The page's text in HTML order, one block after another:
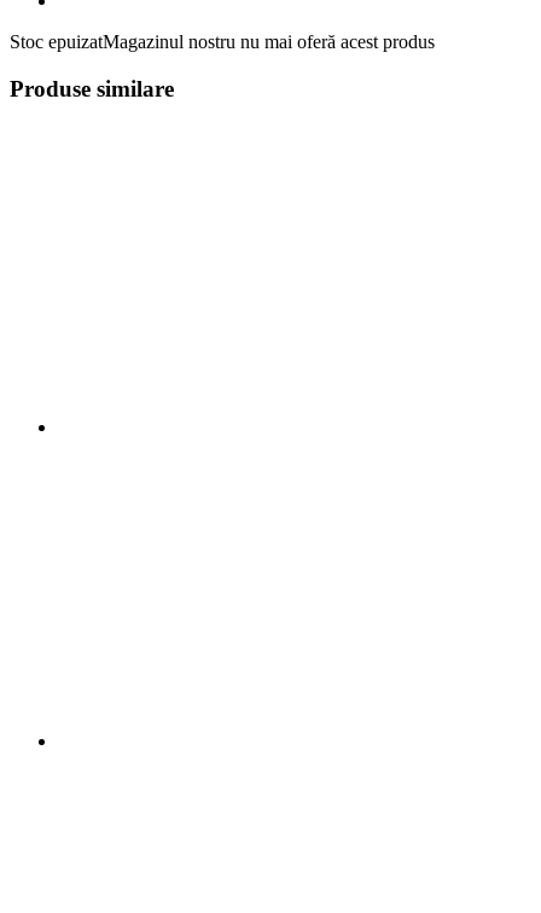
Stoc epuizatMagazinul nostru nu mai oferă acest produs
Produse similare